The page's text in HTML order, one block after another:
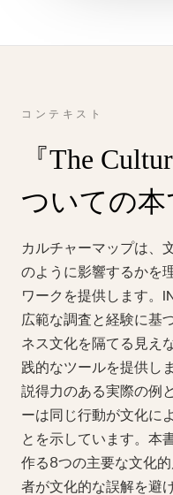
コンテキスト
『The
ついての本
カルチャーマップは、
のように影響するかを
ワークを提供します。
広範な調査と経験に基
ネス文化を隔てる見え
践的なツールを提供し
説得力のある実際の例
ーは同じ行動が文化に
とを示しています。本
作る8つの主要な文化
者が文化的な誤解を避